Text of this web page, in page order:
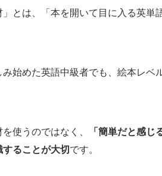
とは、「本を開いて目に入る英単
始めた英語中級者でも、絵本レベ
使うのではなく、
「簡単だと感
ることが大切です。